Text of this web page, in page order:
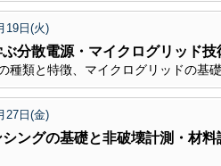
19日(火)
分散電源・マイクログリッド
種類と特徴、マイクログリッドの基
27日(金)
シングの基礎と非破壊計測・材